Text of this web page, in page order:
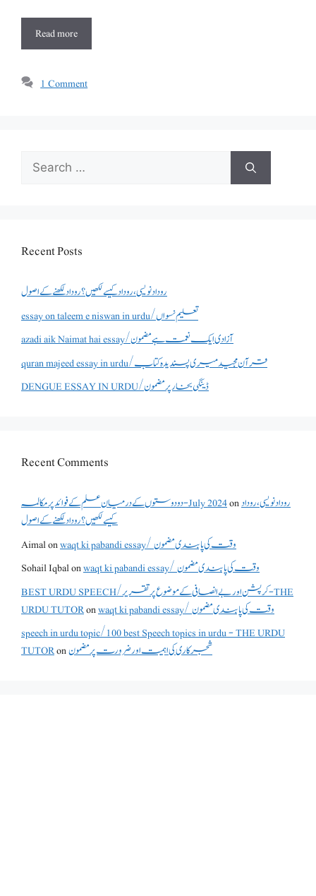
Read more
1 Comment
Search
for:
Recent Posts
روداد نویسی ،روداد کیسے لکھیں؟ روداد لکھنے کے اصول
essay on taleem e niswan in urdu/تعلیم نسواں
azadi aik Naimat hai essay/آزادی ایک نعمت ہے مضمون
quran majeed essay in urdu/قرآن مجید میری پسندیدہ کتاب
DENGUE ESSAY IN URDU/ڈینگی بخار پر مضمون
Recent Comments
دو دوستوں کے درمیان علم کے فوائد پر مکالمہ - July 2024onروداد نویسی ،روداد
کیسے لکھیں؟ روداد لکھنے کے اصول
Aimalon
waqt ki pabandi essay/ وقت کی پابندی مضمون
Sohail Iqbalon
waqt ki pabandi essay/ وقت کی پابندی مضمون
BEST URDU SPEECH/کرپشن اور بے انصافی کے موضوع پر تقریر - THE
URDU TUTORon
waqt ki pabandi essay/ وقت کی پابندی مضمون
speech in urdu topic/100 best Speech topics in urdu - THE URDU
TUTORonشجرکاری کی اہمیت اور ضرورت پر مضمون